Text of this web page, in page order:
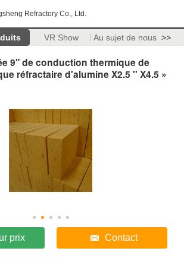
Refractory Co., Ltd.
VR Show Au sujet de nous >>
9" de conduction thermique de
réfractaire d'alumine X2.5 '' X4.5 »
prix Contact